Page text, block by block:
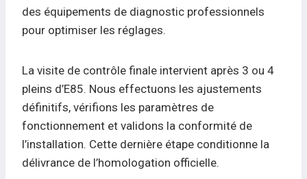
des équipements de diagnostic professionnels
pour optimiser les réglages.
La visite de contrôle finale intervient après 3 ou 4
pleins d’E85. Nous effectuons les ajustements
définitifs, vérifions les paramètres de
fonctionnement et validons la conformité de
l’installation. Cette dernière étape conditionne la
délivrance de l’homologation officielle.